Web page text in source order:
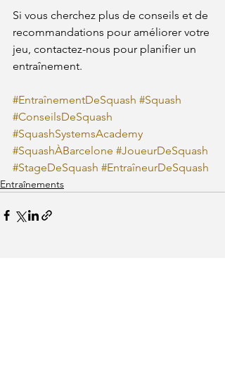
Si vous cherchez plus de conseils et de
recommandations pour améliorer votre
jeu, contactez-nous pour planifier un
entraînement.
#EntraînementDeSquash #Squash
#ConseilsDeSquash
#SquashSystemsAcademy
#SquashÀBarcelone #JoueurDeSquash
#StageDeSquash #EntraîneurDeSquash
Entraînements